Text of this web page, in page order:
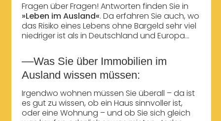
Fragen über Fragen! Antworten finden Sie in
»Leben im Ausland«. Da erfahren Sie auch, wo
das Risiko eines Lebens ohne Bargeld sehr viel
niedriger ist als in Deutschland und Europa...
––Was Sie über Immobilien im
Ausland wissen müssen:
Irgendwo wohnen müssen Sie überall – da ist
es gut zu wissen, ob ein Haus sinnvoller ist,
oder eine Wohnung – und ob Sie sich gleich